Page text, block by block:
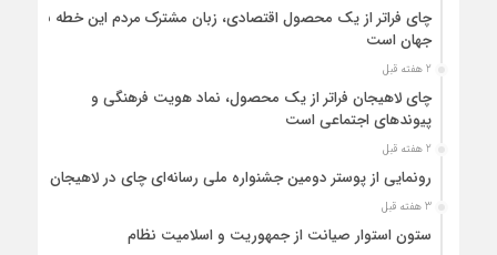
چای فراتر از یک محصول اقتصادی، زبان مشترک مردم این خطه با
جهان است
2 هفته قبل
چای لاهیجان فراتر از یک محصول، نماد هویت فرهنگی و
پیوندهای اجتماعی است
2 هفته قبل
رونمایی از پوستر دومین جشنواره ملی رسانه‌ای چای در لاهیجان
3 هفته قبل
ستون استوار صیانت از جمهوریت و اسلامیت نظام